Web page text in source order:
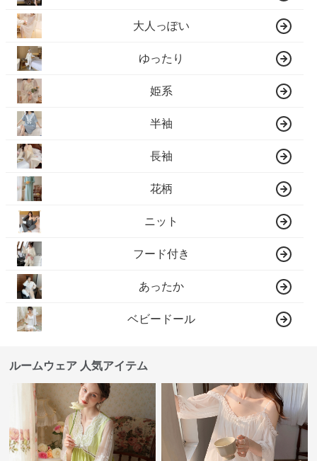
大人っぽい
ゆったり
姫系
半袖
長袖
花柄
ニット
フード付き
あったか
ベビードール
ルームウェア 人気アイテム